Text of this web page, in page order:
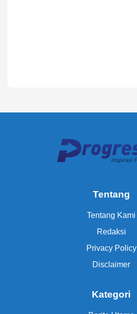
Tentang
Tentang Kami
Redaksi
Privacy Policy
Disclaimer
Kategori